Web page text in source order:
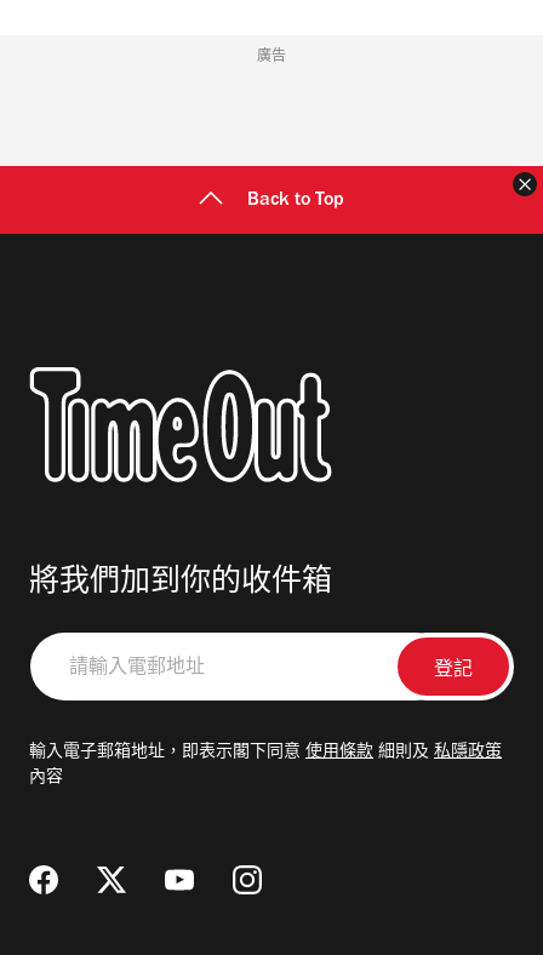
廣告
Back to Top
將我們加到你的收件箱
請
輸
郵
輸入電子郵箱地址，即表示閣下同意 使用條款 細則及 私隱政策
內容